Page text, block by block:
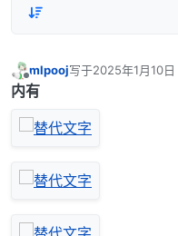
离线
mlpooj写于2025年1月10
最后由 编辑
内有